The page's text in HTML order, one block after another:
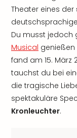
Theater eines der
Du musst jedoch
Musical genießen
fand am 15. März
tauchst du bei
die tragische
spektakuläre
Kronleuchter.